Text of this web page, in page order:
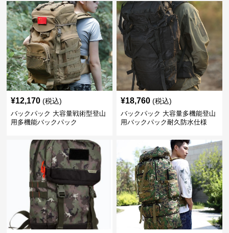
¥12,170 (税込)
バックパック 大容量戦術型登山
用多機能バックパック
¥18,760 (税込)
バックパック 大容量多機能登山
用バックパック耐久防水仕様